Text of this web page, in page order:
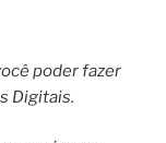
poder fazer
Digitais.